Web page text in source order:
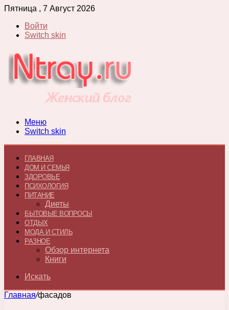
Пятница , 7 Август 2026
Войти
Switch skin
Меню
Switch skin
ГЛАВНАЯ
ДОМ И СЕМЬЯ
ЗДОРОВЬЕ
ПСИХОЛОГИЯ
ПИТАНИЕ
Диеты
БЫТОВЫЕ ВОПРОСЫ
ОТДЫХ
МОДА И СТИЛЬ
РАЗНОЕ
Обзор интернета
Книги
Искать
Главная/фасадов